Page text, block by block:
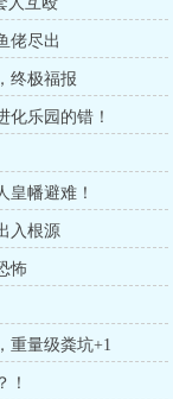
佬尽出
终极福报
化乐园的错！
皇幡避难！
入根源
怖
重量级粪坑+1
！